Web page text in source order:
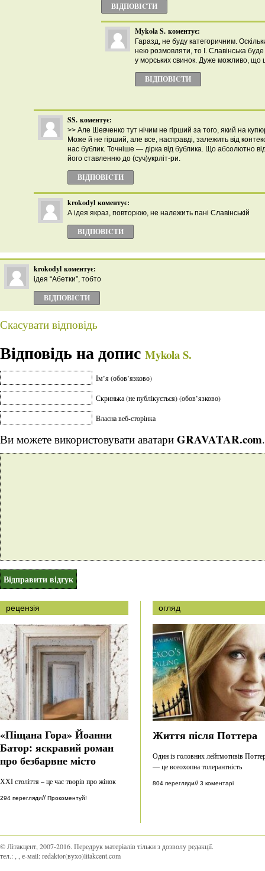
ВІДПОВІCТИ
Mykola S. коментує:
Гаразд, не буду категоричним.
нею розмовляти, то І. Славінська
у морських свинок. Дуже можливо, що
ВІДПОВІCТИ
SS. коментує:
>> Але Шевченко тут нічим не гірший за того, який на
Може й не гірший, але все, насправді, залежить від
нас бублик. Точніше — дірка від бублика. Що абсолютно
його ставленню до (суч)укрліт-ри.
ВІДПОВІCТИ
krokodyl коментує:
А ідея якраз, повторюю, не належить пані Славінській
ВІДПОВІCТИ
krokodyl коментує:
ідея “Абетки”, тобто
ВІДПОВІCТИ
Скасувати відповідь
Відповідь на допис Mykola S.
Ім’я (обов’язково)
Скринька (не публікується) (обов’язково)
Власна веб-сторінка
Ви можете використовувати аватари GRAVATAR.com.
рецензія
«Піщана Гора» Йоанни
Батор: яскравий роман
про безбарвне місто
ХХІ століття – це час творів про жінок
294 перегляди// Прокоментуй!
огляд
Життя після Поттера
Один із головних лейтмотивів
— це всеохопна толерантність
804 перегляди// 3 коментарі
© Літакцент, 2007-2016. Передрук матеріалів тільки з дозволу редакції.
тел.:
, е-маіl:redaktor(вухо)litakcent.com